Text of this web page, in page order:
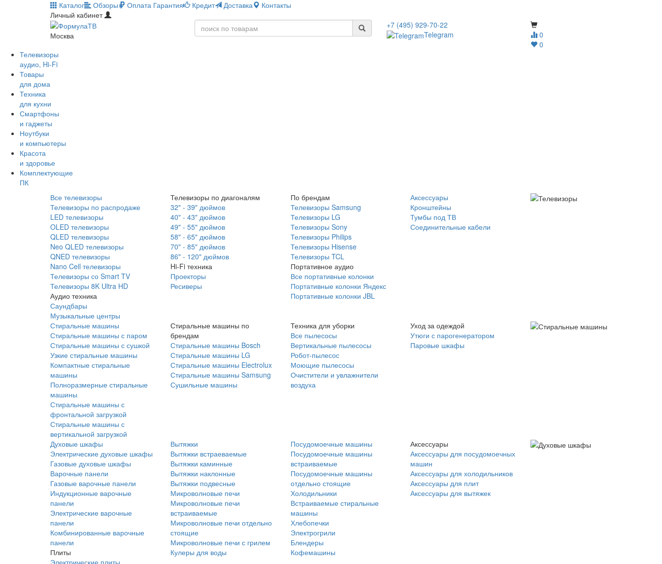
Каталог Обзоры Оплата Гарантия Кредит Доставка
Контакты
Личный кабинет
Москва
0
0
+7 (495) 929-70-22
Telegram
Телевизоры
аудио, Hi-Fi
Товары
для дома
Техника
для кухни
Смартфоны
и гаджеты
Ноутбуки
и компьютеры
Красота
и здоровье
Комплектующие
ПК
Все телевизоры
Телевизоры по распродаже
LED телевизоры
OLED телевизоры
QLED телевизоры
Neo QLED телевизоры
QNED телевизоры
Nano Cell телевизоры
Телевизоры со Smart TV
Телевизоры 8K Ultra HD
Аудио техника
Саундбары
Музыкальные центры
Телевизоры по диагоналям
32" - 39" дюймов
40" - 43" дюймов
49" - 55" дюймов
58" - 65" дюймов
70" - 85" дюймов
86" - 120" дюймов
Hi-Fi техника
Проекторы
Ресиверы
По брендам
Телевизоры Samsung
Телевизоры LG
Телевизоры Sony
Телевизоры Philips
Телевизоры Hisense
Телевизоры TCL
Портативное аудио
Все портативные колонки
Портативные колонки Яндекс
Портативные колонки JBL
Аксессуары
Кронштейны
Тумбы под ТВ
Соединительные кабели
Стиральные машины
Стиральные машины с паром
Стиральные машины с сушкой
Узкие стиральные машины
Компактные стиральные
машины
Полноразмерные стиральные
машины
Стиральные машины с
фронтальной загрузкой
Стиральные машины с
вертикальной загрузкой
Стиральные машины по
брендам
Стиральные машины Bosch
Стиральные машины LG
Стиральные машины Electrolux
Стиральные машины Samsung
Сушильные машины
Техника для уборки
Все пылесосы
Вертикальные пылесосы
Робот-пылесос
Моющие пылесосы
Очистители и увлажнители
воздуха
Уход за одеждой
Утюги с парогенератором
Паровые шкафы
Духовые шкафы
Электрические духовые шкафы
Газовые духовые шкафы
Варочные панели
Газовые варочные панели
Индукционные варочные
панели
Электрические варочные
панели
Комбинированные варочные
панели
Плиты
Электрические плиты
Вытяжки
Вытяжки встраеваемые
Вытяжки каминные
Вытяжки наклонные
Вытяжки подвесные
Микроволновые печи
Микроволновые печи
встраиваемые
Микроволновые печи отдельно
стоящие
Микроволновые печи с грилем
Кулеры для воды
Посудомоечные машины
Посудомоечные машины
встраиваемые
Посудомоечные машины
отдельно стоящие
Холодильники
Встраиваемые стиральные
машины
Хлебопечки
Электрогрили
Блендеры
Кофемашины
Аксессуары
Аксессуары для посудомоечных
машин
Аксессуары для холодильников
Аксессуары для плит
Аксессуары для вытяжек